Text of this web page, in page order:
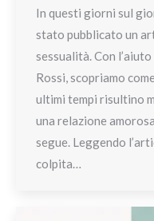
In questi giorni sul
stato pubblicato un
sessualità. Con
Rossi, scopriamo
ultimi tempi risultino
una relazione
segue. Leggendo
colpita…